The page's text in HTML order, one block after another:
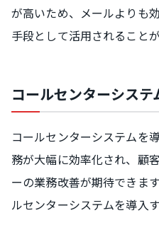
が高いため、メールよりも
手段として活用されることが
コールセンターシス
コールセンターシステムを
務が大幅に効率化され、顧
ーの業務改善が期待できま
ルセンターシステムを導入